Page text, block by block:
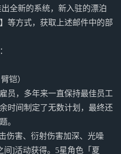
全新的系统，新入驻的漂泊
等方式，获取上述邮件中的部
铠）
员，多年来一直保持最佳员工
时间制定了无数计划，最终还
。
伤害、衍射伤害加深、光噪
]活动获得。5星角色「夏